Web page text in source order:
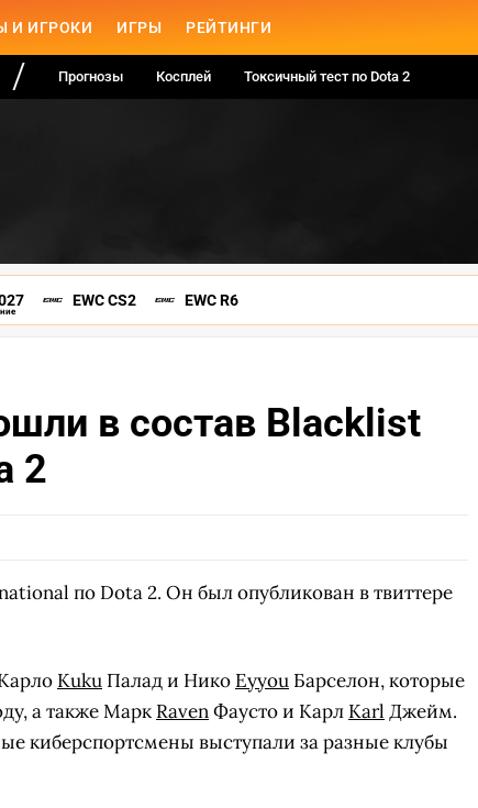
И ИГРОКИ ИГРЫ РЕЙТИНГИ
Прогнозы Косплей Токсичный тест по Dota 2
EWC CS2 EWC R6
в состав Blacklist
2
по Dota 2. Он был опубликован в твиттере
Kuku Палад и Нико Eyyou Барселон, которые
а также Марк RavenФаусто и Карл Karl Джейм.
киберспортсмены выступали за разные клубы